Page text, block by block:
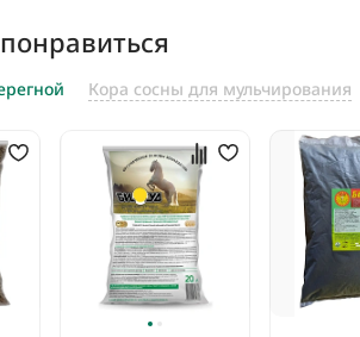
Кора сосны для мульчирования